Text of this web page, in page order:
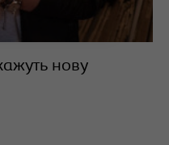
нову